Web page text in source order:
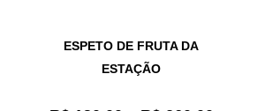
ESPETO DE FRUTA DA
ESTAÇÃO